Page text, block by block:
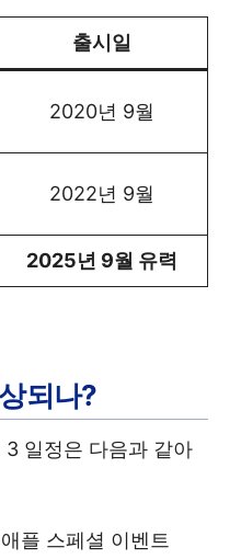
출시일
2020년 9월
2022년 9월
2025년 9월 유력
되나?
3 일정은 다음과 같아
플 스페셜 이벤트